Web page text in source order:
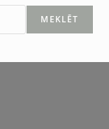
MEKLĒT